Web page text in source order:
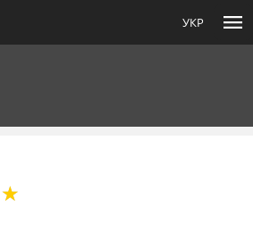
УКР menu
★
★